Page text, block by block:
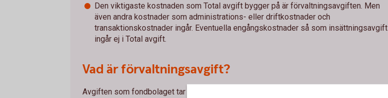
Den viktigaste kostnaden som Total avgift bygger på är förvaltningsavgiften. Men
även andra kostnader som administrations- eller driftkostnader och
transaktionskostnader ingår. Eventuella engångskostnader så som insättningsavgift
ingår ej i Total avgift.
Vad är förvaltningsavgift?
Avgiften som fondbolaget tar ut för att förvalta och administrera fonderna kallas för